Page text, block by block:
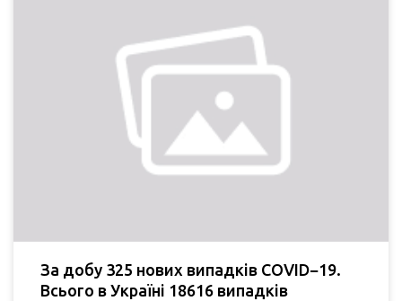
За добу 325 нових випадків COVID−19.
Всього в Україні 18616 випадків